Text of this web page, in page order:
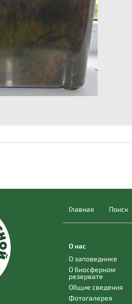
Главная Поиск
О нас
О заповеднике
О биосферном
резервате
Общие сведения
Фотогалерея